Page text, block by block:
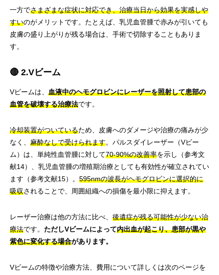
一方でさまざまな症状に対応でき、治療当日から効果を実感しや
すいのがメリットです。たとえば、乳児血管腫で赤みが引いても
皮膚の盛り上がりが残る場合は、手術で切除することもありま
す。
🔴 2.Vビーム
Vビームは、 血液中のヘモグロビンにレーザーを照射して患部の
血管を破壊する治療法です。
冷却装置がついているため、皮膚へのダメージや治療の痛みが少
なく、 麻酔なしで受けられます。パルスダイレーザー（Vビー
ム）は、単純性血管腫に対して70-90%の改善率を示し（参考文
献14）、乳児血管腫の増殖期治療としても有効性が確立されてい
ます（参考文献15）。 595nmの波長がヘモグロビンに選択的に
吸収されることで、周囲組織への損傷を最小限に抑えます。
レーザー治療は他の方法に比べ、 後遺症が残る可能性が少ない治
療法です。 ただしVビームによって内出血が起こり、患部が黒や
紫色に変化する場合があります。
Vビームの特徴や治療方法、費用について詳しくは次のページを